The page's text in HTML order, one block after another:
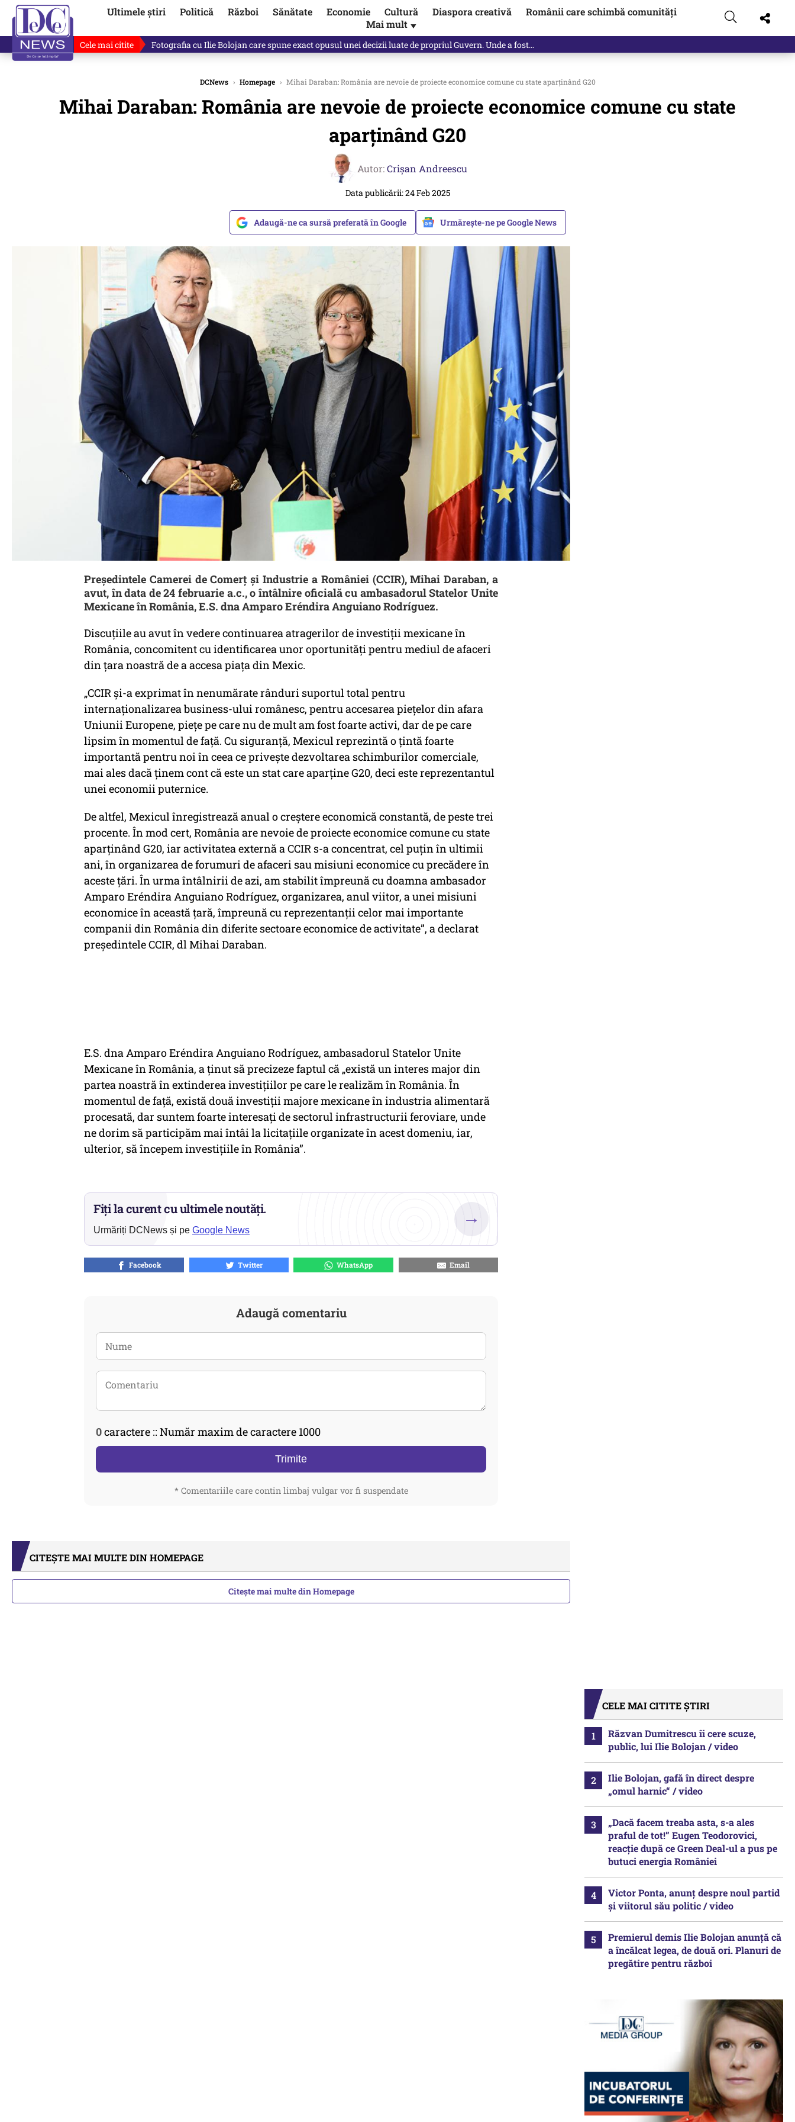
Ultimele știri Politică Război Sănătate Economie Cultură Diaspora creativă
Românii care schimbă comunități
Mai mult ▼
Cele mai citite Ilie Bolojan, gafă în direct despre „omul harnic“ / video
DCNews › Homepage › Mihai Daraban: România are nevoie de proiecte economice comune cu state aparținând G20
Mihai Daraban: România are nevoie de proiecte economice comune cu state
aparținând G20
Autor:Crişan Andreescu
Data publicării: 24 Feb 2025
Adaugă-ne ca sursă preferată în Google Urmărește-ne pe Google News
Președintele Camerei de Comerț și Industrie a României (CCIR), Mihai Daraban, a
avut, în data de 24 februarie a.c., o întâlnire oficială cu ambasadorul Statelor Unite
Mexicane în România, E.S. dna Amparo Eréndira Anguiano Rodríguez.
Discuțiile au avut în vedere continuarea atragerilor de investiții mexicane în
România, concomitent cu identificarea unor oportunități pentru mediul de afaceri
din țara noastră de a accesa piața din Mexic.
„CCIR și-a exprimat în nenumărate rânduri suportul total pentru
internaționalizarea business-ului românesc, pentru accesarea piețelor din afara
Uniunii Europene, piețe pe care nu de mult am fost foarte activi, dar de pe care
lipsim în momentul de față. Cu siguranță, Mexicul reprezintă o țintă foarte
importantă pentru noi în ceea ce privește dezvoltarea schimburilor comerciale,
mai ales dacă ținem cont că este un stat care aparţine G20, deci este reprezentantul
unei economii puternice.
De altfel, Mexicul înregistrează anual o creștere economică constantă, de peste trei
procente. În mod cert, România are nevoie de proiecte economice comune cu state
aparținând G20, iar activitatea externă a CCIR s-a concentrat, cel puțin în ultimii
ani, în organizarea de forumuri de afaceri sau misiuni economice cu precădere în
aceste țări. În urma întâlnirii de azi, am stabilit împreună cu doamna ambasador
Amparo Eréndira Anguiano Rodríguez, organizarea, anul viitor, a unei misiuni
economice în această țară, împreună cu reprezentanții celor mai importante
companii din România din diferite sectoare economice de activitate”, a declarat
președintele CCIR, dl Mihai Daraban.
E.S. dna Amparo Eréndira Anguiano Rodríguez, ambasadorul Statelor Unite
Mexicane în România, a ținut să precizeze faptul că „există un interes major din
partea noastră în extinderea investițiilor pe care le realizăm în România. În
momentul de față, există două investiții majore mexicane în industria alimentară
procesată, dar suntem foarte interesați de sectorul infrastructurii feroviare, unde
ne dorim să participăm mai întâi la licitațiile organizate în acest domeniu, iar,
ulterior, să începem investițiile în România”.
Fiți la curent cu ultimele noutăți.
Urmăriți DCNews și pe Google News
→
Facebook Twitter WhatsApp Email
Adaugă comentariu
0caractere :: Număr maxim de caractere 1000
Trimite
* Comentariile care contin limbaj vulgar vor fi suspendate
CITEȘTE MAI MULTE DIN HOMEPAGE
Citește mai multe din Homepage
CELE MAI CITITE ȘTIRI
Răzvan Dumitrescu îi cere scuze,
public, lui Ilie Bolojan / video
Ilie Bolojan, gafă în direct despre
„omul harnic“ / video
„Dacă facem treaba asta, s-a ales
praful de tot!” Eugen Teodorovici,
reacție după ce Green Deal-ul a pus pe
butuci energia României
Victor Ponta, anunț despre noul partid
și viitorul său politic / video
Premierul demis Ilie Bolojan anunță că
a încălcat legea, de două ori. Planuri de
pregătire pentru război